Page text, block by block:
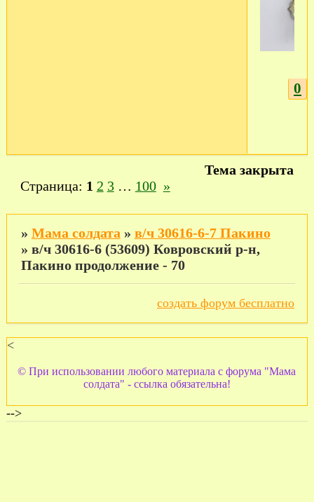
0
Тема закрыта
Страница: 1 2 3 … 100 »
» Мама солдата » в/ч 30616-6-7 Пакино
» в/ч 30616-6 (53609) Ковровский р-н,
Пакино продолжение - 70
создать форум бесплатно
<
© При использовании любого материала с форума "Мама
солдата" - ссылка обязательна!
-->